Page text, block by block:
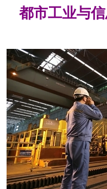
都市工业与